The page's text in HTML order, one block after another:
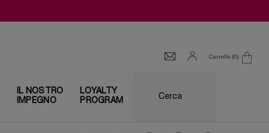
Carrello 0
0 prodotto
IL NOSTRO
IMPEGNO
LOYALTY
PROGRAM
Cerca